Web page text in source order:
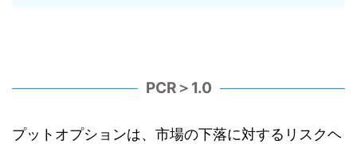
PCR＞1.0
プットオプションは、市場の下落に対するリスクヘ